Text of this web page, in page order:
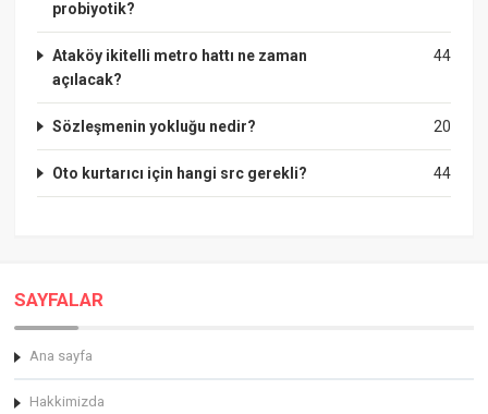
probiyotik?
44
Ataköy ikitelli metro hattı ne zaman
açılacak?
20
Sözleşmenin yokluğu nedir?
44
Oto kurtarıcı için hangi src gerekli?
SAYFALAR
Ana sayfa
Hakkimizda